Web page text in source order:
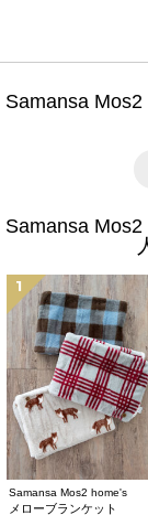
Samansa Mos2
Samansa Mos2
1
Samansa Mos2 home's
メローブランケット